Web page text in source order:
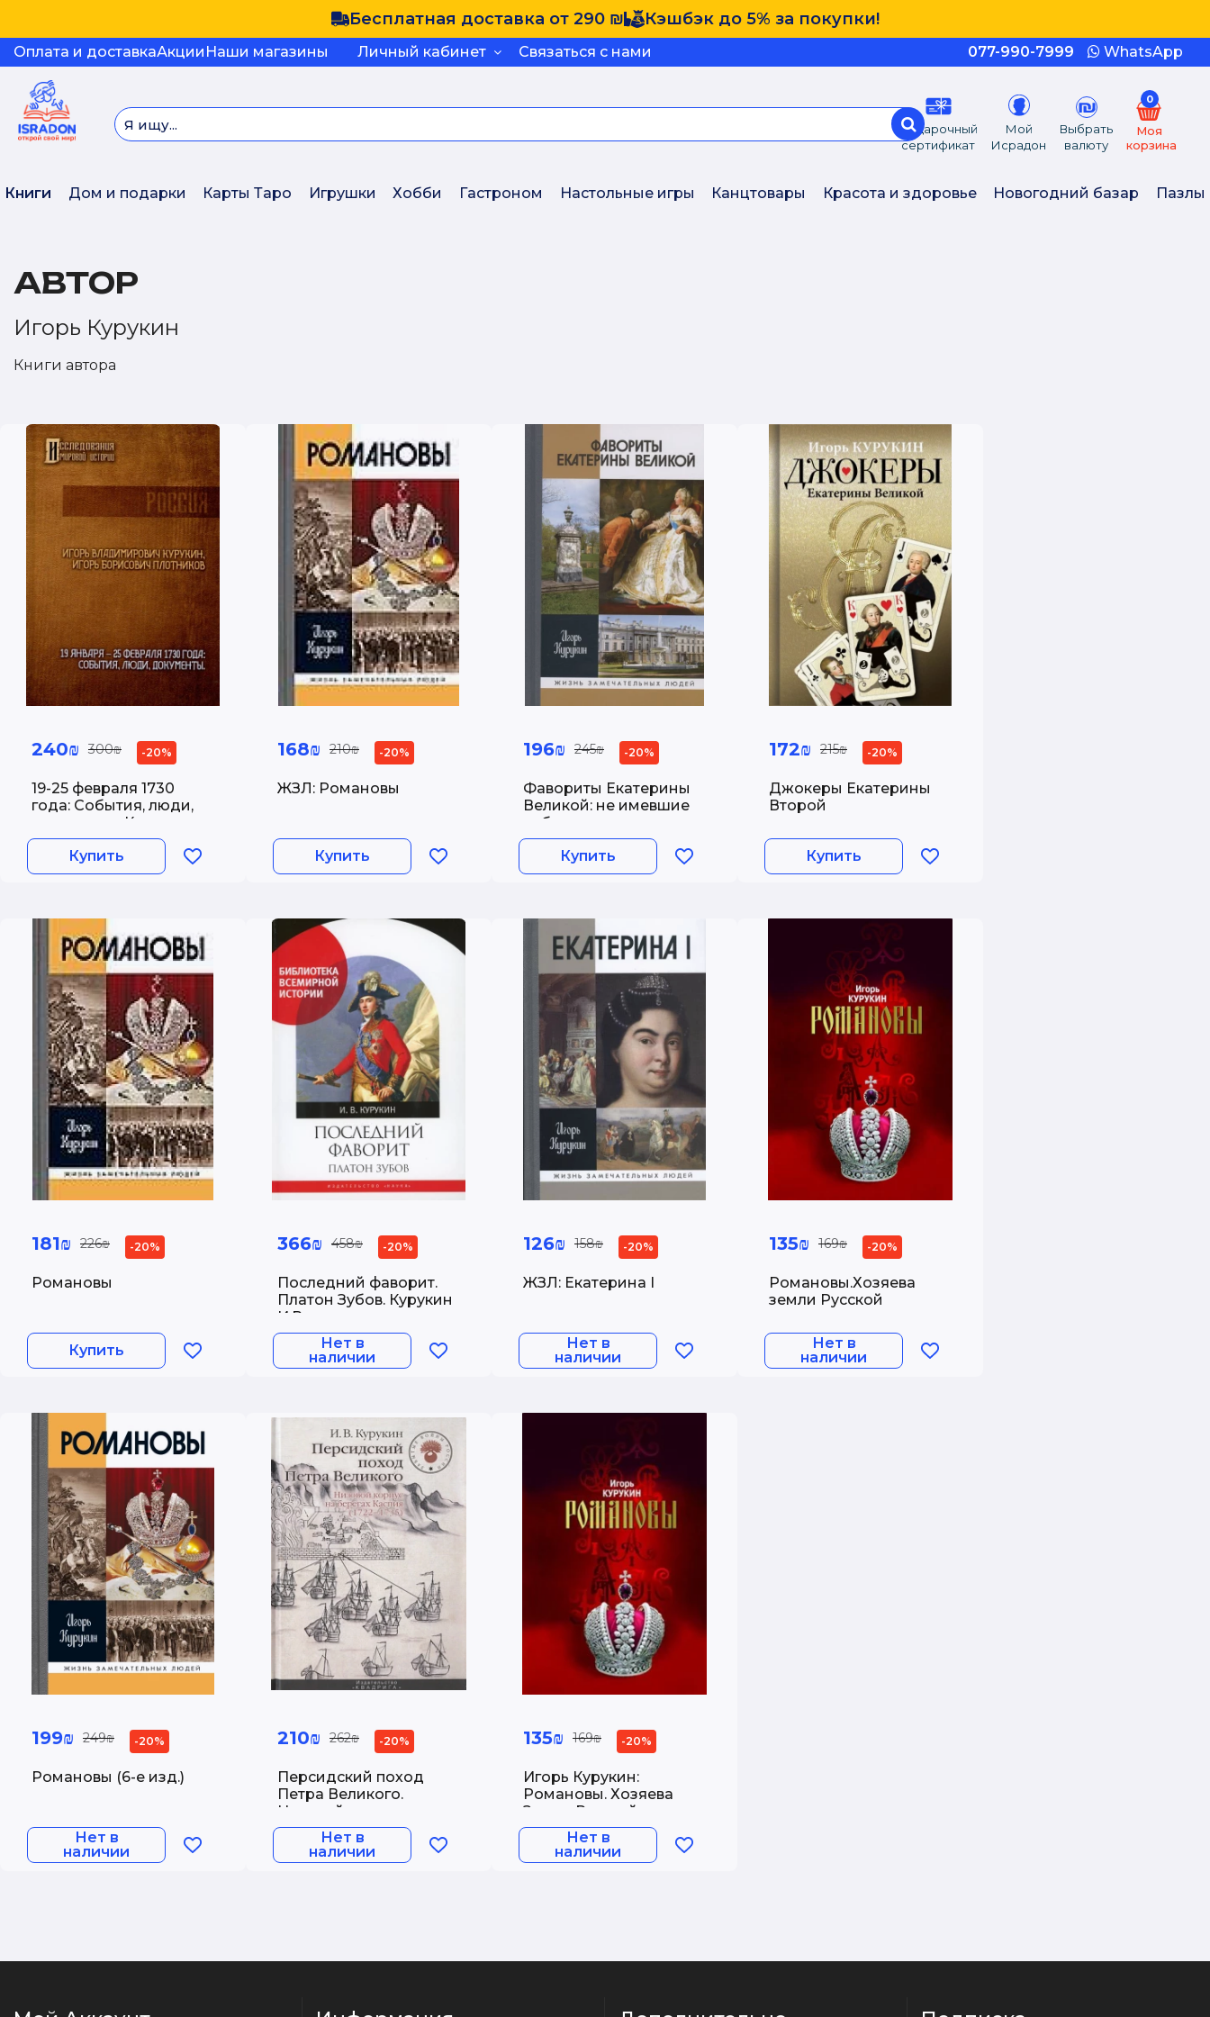
Бесплатная доставка от 290 ₪ Кэшбэк до 5% за покупки!
Оплата и доставкаАкции Наши магазины Личный кабинет Связаться с нами 077-990-7999 WhatsApp
Подарочный
сертификат
Мой
Исрадон
Выбрать
валюту
0
Моя
корзина
Книги Дом и подарки Карты Таро Игрушки Хобби Гастроном Настольные игры Канцтовары Красота и здоровье Новогодний базар Пазлы
АВТОР
Игорь Курукин
Книги автора
19-25 февраля 1730
года: События, люди,
документы. Курукин
И.В., Плотников А.Б.
240₪ 300₪ -20%
Купить
ЖЗЛ: Романовы
168₪ 210₪ -20%
Купить
Фавориты Екатерины
Великой: не имевшие
собственного мнения
196₪ 245₪ -20%
Купить
Джокеры Екатерины
Второй
172₪ 215₪ -20%
Купить
Романовы
181₪ 226₪ -20%
Купить
Последний фаворит.
Платон Зубов. Курукин
И.В.
366₪ 458₪ -20%
Нет в
наличии
ЖЗЛ: Екатерина I
126₪ 158₪ -20%
Нет в
наличии
Романовы.Хозяева
земли Русской
135₪ 169₪ -20%
Нет в
наличии
Романовы (6-е изд.)
199₪ 249₪ -20%
Нет в
наличии
Персидский поход
Петра Великого.
Низовой корпус на
берегах Каспия (1722-
1735). 2-е изд., испр
210₪ 262₪ -20%
Нет в
наличии
Игорь Курукин:
Романовы. Хозяева
Земли Русской
135₪ 169₪ -20%
Нет в
наличии